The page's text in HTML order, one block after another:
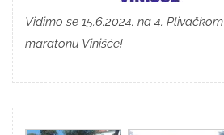
Vidimo se 15.6.2024. na 4. Plivačkom
maratonu Vinišće!